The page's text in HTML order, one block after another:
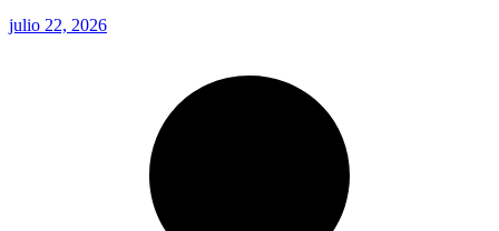
julio 22, 2026